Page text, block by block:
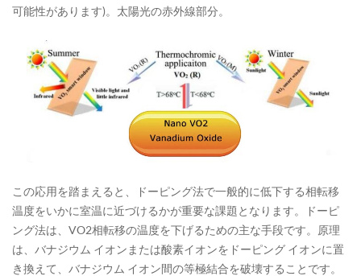
可能性があります)。太陽光の赤外線部分。
この応用を踏まえると、ドーピング法で一般的に低下する相転移
温度をいかに室温に近づけるかが重要な課題となります。ドーピ
ング法は、VO2相転移の温度を下げるための主な手段です。原理
は、バナジウム イオンまたは酸素イオンをドーピング イオンに置
き換えて、バナジウム イオン間の等極結合を破壊することです。